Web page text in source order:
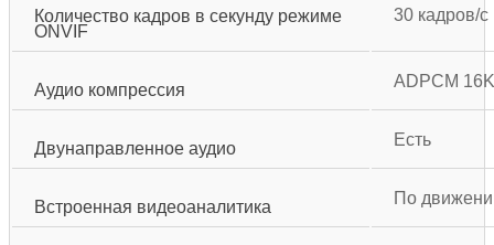
Количество кадров в секунду режиме
ONVIF
30 кадров/
Аудио компрессия ADPCM
Двунаправленное аудио Есть
Встроенная видеоаналитика По